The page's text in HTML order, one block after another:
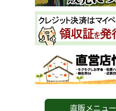
直販メニュー